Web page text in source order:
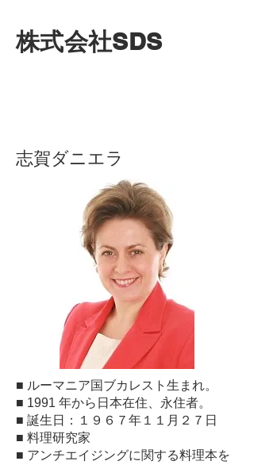
株式会社SDS
​志賀ダニエラ
■ ルーマニア国ブカレスト⽣まれ。
■ 1991 年から⽇本在住、永住者。
■ 誕⽣⽇：１９６７年１１⽉２７⽇
■ 料理研究家
■ アンチエイジングに関する料理本を